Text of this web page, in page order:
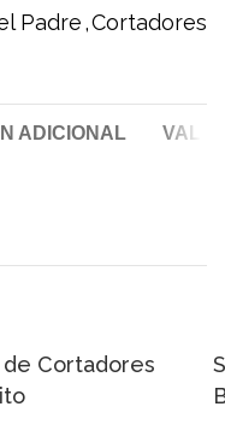
Padre,Cortadores
ADICIONAL
Cortadores